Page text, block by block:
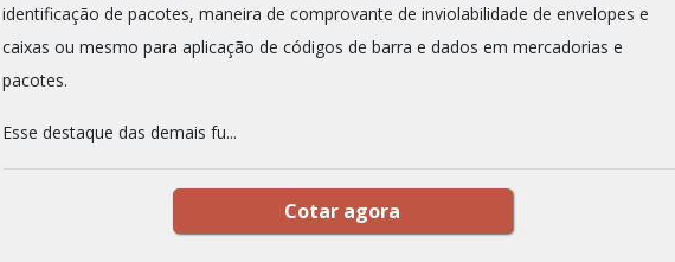
identificação de pacotes, maneira de comprovante de inviolabilidade de envelopes e
caixas ou mesmo para aplicação de códigos de barra e dados em mercadorias e
pacotes.
Esse destaque das demais fu...
Cotar agora